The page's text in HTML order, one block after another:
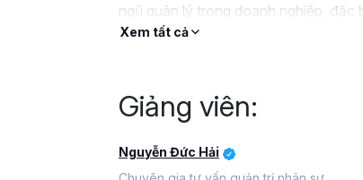
ngũ quản lý trong doanh nghiệp,
xây dựng thế hệ quản lý kế thừa vững
Xem tất cả
Giảng viên:
Nguyễn Đức Hải